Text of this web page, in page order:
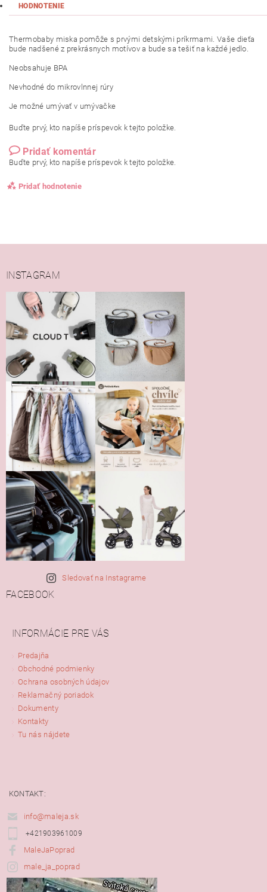
HODNOTENIE
Thermobaby miska pomôže s prvými detskými príkrmami. Vaše dieťa
bude nadšené z prekrásnych motívov a bude sa tešiť na každé jedlo.
Neobsahuje BPA
Nevhodné do mikrovlnnej rúry
Je možné umývať v umývačke
Buďte prvý, kto napíše príspevok k tejto položke.
Pridať komentár
Buďte prvý, kto napíše príspevok k tejto položke.
Pridať hodnotenie
Vložením hodnotenie súhlasíte s
podmienkami ochrany
osobných údajov
INSTAGRAM
Sledovať na Instagrame
FACEBOOK
INFORMÁCIE PRE VÁS
Predajňa
Obchodné podmienky
Ochrana osobných údajov
Reklamačný poriadok
Dokumenty
Kontakty
Tu nás nájdete
KONTAKT:
info@maleja.sk
+421903961009
MaleJaPoprad
male_ja_poprad